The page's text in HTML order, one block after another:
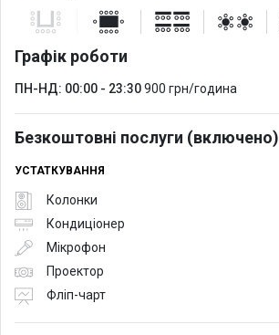
Графік роботи
ПН-НД: 00:00 - 23:30900 грн/година
Безкоштовні послуги (включено)
УСТАТКУВАННЯ
Колонки
Кондиціонер
Мікрофон
Проектор
Фліп-чарт